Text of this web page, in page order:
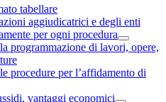
tabellare
aggiudicatrici e degli enti
per ogni procedura
programmazione di lavori, opere,
procedure per l’affidamento di
vantaggi economici